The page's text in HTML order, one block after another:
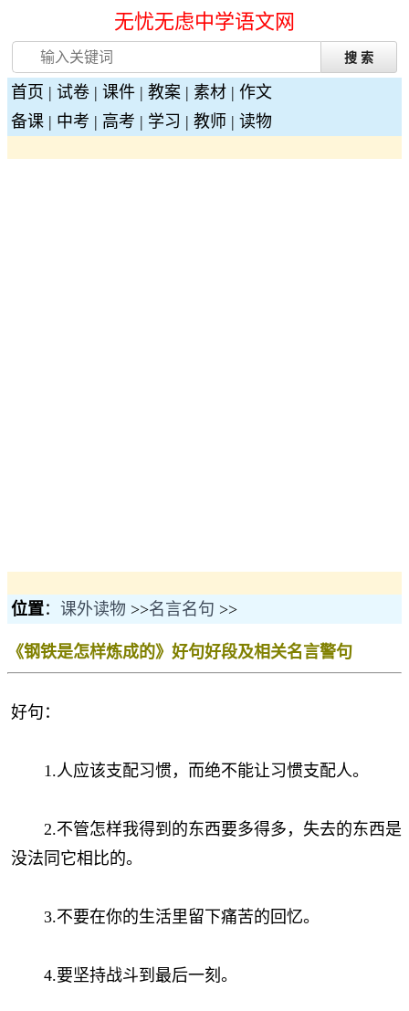
无忧无虑中学语文网
首页 | 试卷 | 课件 | 教案 | 素材 | 作文
备课 | 中考 | 高考 | 学习 | 教师 | 读物
位置： 课外读物 >>名言名句 >>
《钢铁是怎样炼成的》好句好段及相关名言警句
好句：
1.人应该支配习惯，而绝不能让习惯支配人。
2.不管怎样我得到的东西要多得多，失去的东西是
没法同它相比的。
3.不要在你的生活里留下痛苦的回忆。
4.要坚持战斗到最后一刻。